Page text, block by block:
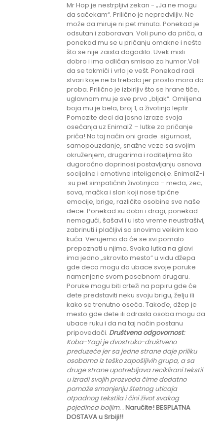
Mr Hop je nestrpljivi zekan - „Ja ne mogu
da sačekam“. Prilično je nepredviljiv. Ne
može da miruje ni pet minuta. Ponekad je
odsutan i zaboravan. Voli puno da priča, a
ponekad mu se u pričanju omakne i nešto
što se nije zaista dogodilo. Uvek misli
dobro i ima odličan smisao za humor.Voli
da se takmiči i vrlo je vešt. Ponekad radi
stvari koje ne bi trebalo jer prosto mora da
proba. Prilično je izbirljiv što se hrane tiče,
uglavnom mu je sve prvo „bljak“. Omiljena
boja mu je bela, broj 1, a životinja leptir.
Pomozite deci da jasno izraze svoja
osećanja uz EnimalZ – lutke za pričanje
priča! Na taj način oni grade sigurnost,
samopouzdanje, snažne veze sa svojim
okruženjem, drugarima i roditeljima što
dugoročno doprinosi postavljanju osnova
socijalne i emotivne inteligencije. EnimalZ-i
su pet simpatičnih životinjica – meda, zec,
sova, mačka i slon koji nose tipične
emocije, brige, različite osobine sve naše
dece. Ponekad su dobri i dragi, ponekad
nemogući, šašavi i u isto vreme neustrašivi,
zabrinuti i plačljivi sa snovima velikim kao
kuća. Verujemo da će se svi pomalo
prepoznati u njima. Svaka lutka na glavi
ima jedno „skrovito mesto“ u vidu džepa
gde deca mogu da ubace svoje poruke
namenjene svom posebnom drugaru.
Poruke mogu biti crteži na papiru gde će
dete predstaviti neku svoju brigu, želju ili
kako se trenutno oseća. Takođe, džep je
mesto gde dete ili odrasla osoba mogu da
ubace ruku i da na taj način postanu
pripovedači. Društvena odgovornost:
Koba-Yagi je dvostruko-društveno
preduzeće jer sa jedne strane daje priliku
osobama iz teško zapošljivih grupa, a sa
druge strane upotrebljava reciklirani tekstil
u izradi svojih prozvoda čime dodatno
pomaže smanjenju štetnog uticaja
otpadnog tekstila i čini život svakog
pojedinca boljim..Naručite! BESPLATNA
DOSTAVA u Srbiji!!